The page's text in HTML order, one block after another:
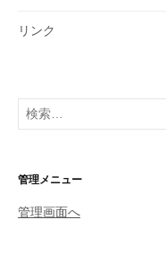
リンク
検
索:
管理メニュー
管理画面へ